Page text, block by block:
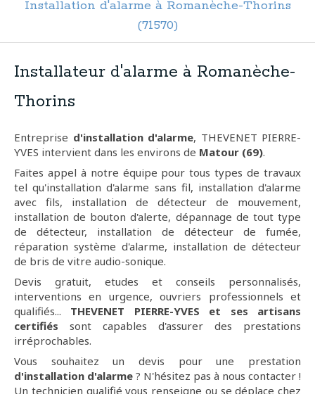
Installation d'alarme à Romanèche-Thorins
(71570)
Installateur d'alarme à Romanèche-
Thorins
Entreprise d'installation d'alarme, THEVENET PIERRE-
YVES intervient dans les environs de Matour (69).
Faites appel à notre équipe pour tous types de travaux
tel qu'installation d'alarme sans fil, installation d'alarme
avec fils, installation de détecteur de mouvement,
installation de bouton d'alerte, dépannage de tout type
de détecteur, installation de détecteur de fumée,
réparation système d'alarme, installation de détecteur
de bris de vitre audio-sonique.
Devis gratuit, etudes et conseils personnalisés,
interventions en urgence, ouvriers professionnels et
qualifiés... THEVENET PIERRE-YVES et ses artisans
certifiés sont capables d'assurer des prestations
irréprochables.
Vous souhaitez un devis pour une prestation
d'installation d'alarme ? N'hésitez pas à nous contacter !
Un technicien qualifié vous renseigne ou se déplace chez